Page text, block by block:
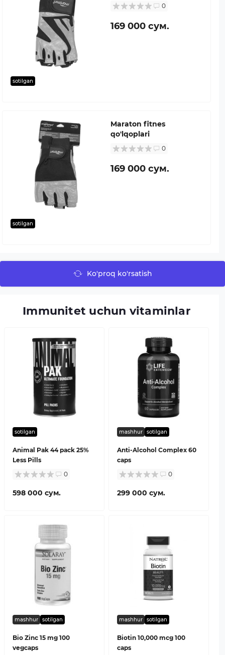
sotilgan
0
169 000 сум.
sotilgan
Maraton fitnes
qo'lqoplari
0
169 000 сум.
Ko'proq ko'rsatish
Immunitet uchun vitaminlar
sotilgan
Animal Pak 44 pack 25%
Less Pills
0
598 000 сум.
mashhur sotilgan
Anti-Alcohol Complex 60
caps
0
299 000 сум.
mashhur sotilgan
Bio Zinc 15 mg 100
vegcaps
mashhur sotilgan
Biotin 10,000 mcg 100
caps